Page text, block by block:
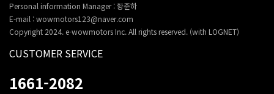
Personal information Manager : 황준하
E-mail : wowmotors123@naver.com
Copyright 2024. e-wowmotors Inc. All rights reserved. (with LOGNET)
CUSTOMER SERVICE
1661-2082